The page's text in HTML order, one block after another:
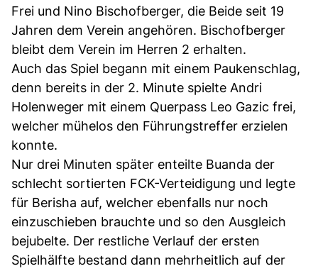
Frei und Nino Bischofberger, die Beide seit 19
Jahren dem Verein angehören. Bischofberger
bleibt dem Verein im Herren 2 erhalten.
Auch das Spiel begann mit einem Paukenschlag,
denn bereits in der 2. Minute spielte Andri
Holenweger mit einem Querpass Leo Gazic frei,
welcher mühelos den Führungstreffer erzielen
konnte.
Nur drei Minuten später enteilte Buanda der
schlecht sortierten FCK-Verteidigung und legte
für Berisha auf, welcher ebenfalls nur noch
einzuschieben brauchte und so den Ausgleich
bejubelte. Der restliche Verlauf der ersten
Spielhälfte bestand dann mehrheitlich auf der